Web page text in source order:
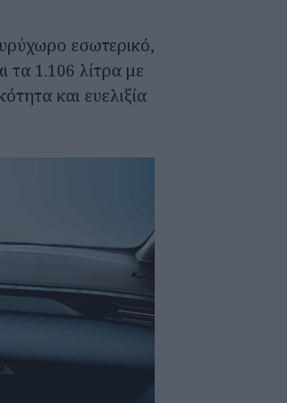
εσωτερικό,
τα 1.106 λίτρα με
και ευελιξία